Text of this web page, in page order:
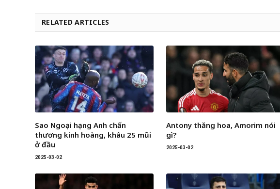
RELATED ARTICLES
Sao Ngoại hạng Anh chấn
thương kinh hoàng, khâu 25 mũi
ở đầu
2025-03-02
Antony thăng hoa, Amorim nói
gì?
2025-03-02